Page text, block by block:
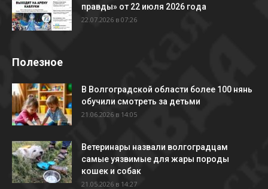
правды» от 22 июля 2026 года
22.07.2026 в 07:26
Полезное
В Волгоградской области более 100 нянь
обучили смотреть за детьми
21.06.2026 в 14:05
Ветеринары назвали волгоградцам
самые уязвимые для жары породы
кошек и собак
21.05.2026 в 14:27